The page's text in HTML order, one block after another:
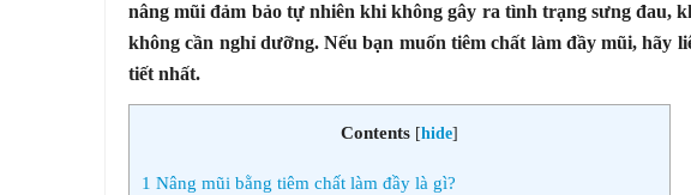
nâng mũi đảm bảo tự nhiên khi không gây ra tình trạng sưng đau,
không cần nghỉ dưỡng. Nếu bạn muốn tiêm chất làm đầy mũi, hãy
tiết nhất.
Contents [hide]
1 Nâng mũi bằng tiêm chất làm đầy là gì?